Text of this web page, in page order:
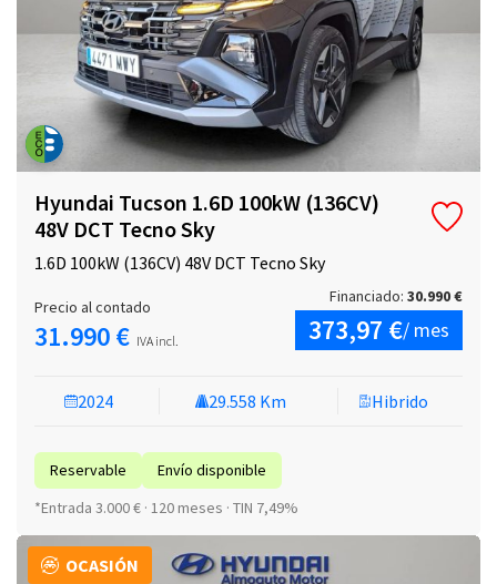
Hyundai Tucson 1.6D 100kW (136CV)
48V DCT Tecno Sky
1.6D 100kW (136CV) 48V DCT Tecno Sky
2024 29.558 Km Hibrido
Reservable
Envío disponible
*Entrada 3.000 € · 120 meses · TIN 7,49%
Precio al contado
31.990 € IVA incl.
Financiado: 30.990 €
373,97 €/ mes
OCASIÓN